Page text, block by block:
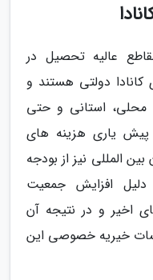
عالیه تحصیل در
دولتی هستند و
استانی و حتی
پیش یاری هزینه های
المللی نیز از بودجه
افزایش جمعیت
اخیر و در نتیجه آن
خیریه خصوصی این